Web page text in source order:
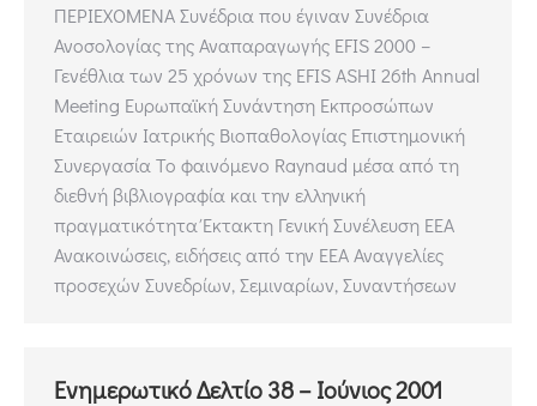
ΠΕΡΙΕΧΟΜΕΝΑ Συνέδρια που έγιναν Συνέδρια
Ανοσολογίας της Αναπαραγωγής EFIS 2000 –
Γενέθλια των 25 χρόνων της EFIS ASHI 26th Annual
Meeting Ευρωπαϊκή Συνάντηση Εκπροσώπων
Εταιρειών Ιατρικής Βιοπαθολογίας Επιστημονική
Συνεργασία Το φαινόμενο Raynaud μέσα από τη
διεθνή βιβλιογραφία και την ελληνική
πραγματικότητα Έκτακτη Γενική Συνέλευση ΕΕΑ
Ανακοινώσεις, ειδήσεις από την ΕΕΑ Αναγγελίες
προσεχών Συνεδρίων, Σεμιναρίων, Συναντήσεων
Ενημερωτικό Δελτίο 38 – Ιούνιος 2001